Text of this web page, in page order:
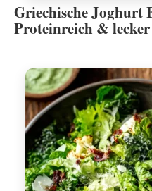
Griechische Joghurt
Proteinreich & lecker